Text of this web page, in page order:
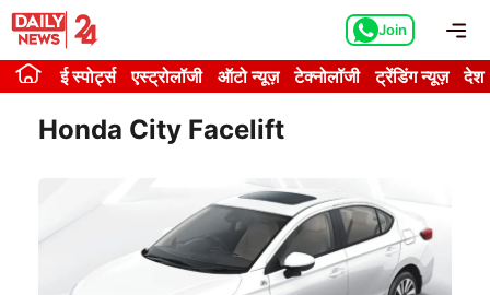
Skip
content
Join
ई स्पोर्ट्स एस्ट्रोलॉजी ऑटो न्यूज़ टेक्नोलॉजी ट्रेंडिंग न्यूज़ देश
Honda City Facelift